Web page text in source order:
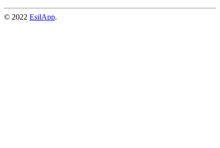
© 2022 EsilApp.